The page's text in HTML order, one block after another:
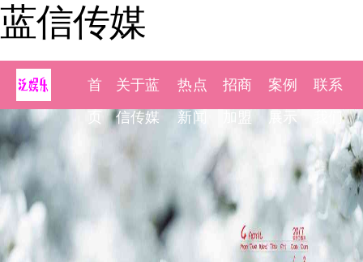
蓝信传媒
首
关于蓝
信传媒
热点
新闻
招商
加盟
案例
展示
联系
我们